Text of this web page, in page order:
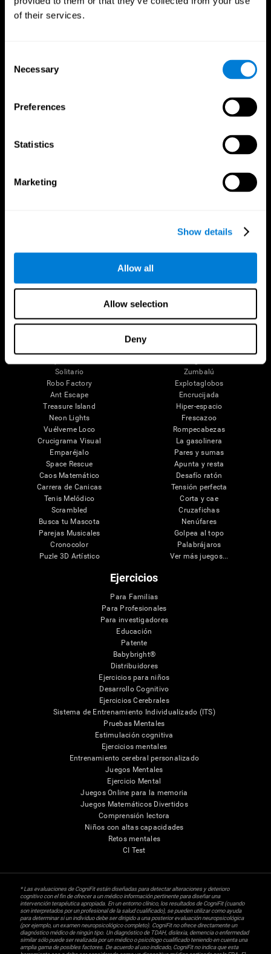
of their services.
Selection
Necessary
Preferences
Statistics
Marketing
Show details
Allow all
Allow selection
Deny
El Cerebro Humano
Las Neuronas
Cognición
Memoria
Validación de las Terapias Digitales
Entrenamiento Adultos Mayores
Estado cognitivo en mayores
Mini Crucigrama
Solitario
Robo Factory
Ant Escape
Treasure Island
Neon Lights
Vuélveme Loco
Crucigrama Visual
Emparéjalo
Space Rescue
Caos Matemático
Carrera de Canicas
Tenis Melódico
Scrambled
Busca tu Mascota
Parejas Musicales
Cronocolor
Puzle 3D Artístico
Línea de Caramelos
Zumbalú
Explotaglobos
Encrucijada
Hiper-espacio
Frescazoo
Rompecabezas
La gasolinera
Pares y sumas
Apunta y resta
Desafío ratón
Tensión perfecta
Corta y cae
Cruzafichas
Nenúfares
Golpea al topo
Palabrájaros
Ver más juegos...
Ejercicios
Para Familias
Para Profesionales
Para investigadores
Educación
Patente
Babybright®
Distribuidores
Ejercicios para niños
Desarrollo Cognitivo
Ejercicios Cerebrales
Sistema de Entrenamiento Individualizado (ITS)
Pruebas Mentales
Estimulación cognitiva
Ejercicios mentales
Entrenamiento cerebral personalizado
Juegos Mentales
Ejercicio Mental
Juegos Online para la memoria
Juegos Matemáticos Divertidos
Comprensión lectora
Niños con altas capacidades
Retos mentales
CI Test
* Las evaluaciones de CogniFit están diseñadas para detectar alteraciones y deterioro
cognitivo con el fin de ofrecer a un médico información pertinente para diseñar una
intervención terapéutica apropiada. En un entorno clínico, los resultados de CogniFit (cuando
son interpretados por un profesional de la salud cualificado), se pueden utilizar como ayuda
para determinar si un individuo debe ser dirigido a una posterior evaluación neuropsicológica
(por ejemplo, un examen neuropsicológico completo). CogniFit no ofrece directamente un
diagnóstico médico de ningún tipo. Un diagnóstico de TDAH, dislexia, demencia o enfermedad
similar sólo puede ser realizada por un médico o psicólogo cualificado teniendo en cuenta una
amplia gama de posibles factores. De acuerdo al uso indicado, CogniFit no indica que esta